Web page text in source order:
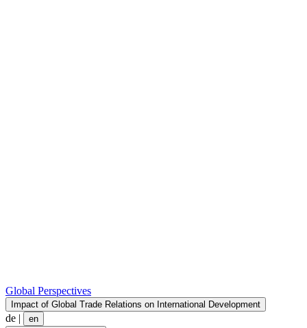
Global Perspectives
Impact of Global Trade Relations on International Development
de | en